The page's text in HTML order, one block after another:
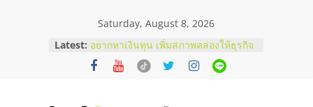
Saturday, August 8, 2026
Latest: อยากหาเงินทุน เพิ่มสภาพคล่องให้ธุรกิจ
เริ่มยังไงให้ผ่านฉลุย
สัมมนาออนไลน์ โอกาสบริหารสถานี